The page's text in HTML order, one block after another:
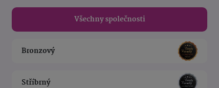
Všechny společnosti
Bronzový
Stříbrný